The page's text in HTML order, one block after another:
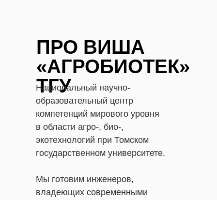
ПРО ВИША
«АГРОБИОТЕК»
ТГУ
Национальный научно-
образовательный центр
компетенций мирового уровня
в области агро-, био-,
экотехнологий при Томском
государственном университете.
Мы готовим инженеров,
владеющих современными